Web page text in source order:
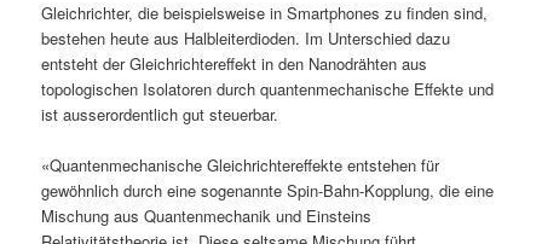
Gleichrichter, die beispielsweise in Smartphones zu finden sind,
bestehen heute aus Halbleiterdioden. Im Unterschied dazu
entsteht der Gleichrichtereffekt in den Nanodrähten aus
topologischen Isolatoren durch quantenmechanische Effekte und
ist ausserordentlich gut steuerbar.
«Quantenmechanische Gleichrichtereffekte entstehen für
gewöhnlich durch eine sogenannte Spin-Bahn-Kopplung, die eine
Mischung aus Quantenmechanik und Einsteins